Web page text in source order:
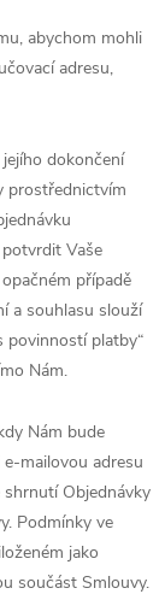
abychom mohli
adresu,
dokončení
prostřednictvím
Vaše
případě
a souhlasu slouží
povinností platby“
Nám.
Nám bude
mailovou adresu
Objednávky
Podmínky ve
jako
součást Smlouvy.